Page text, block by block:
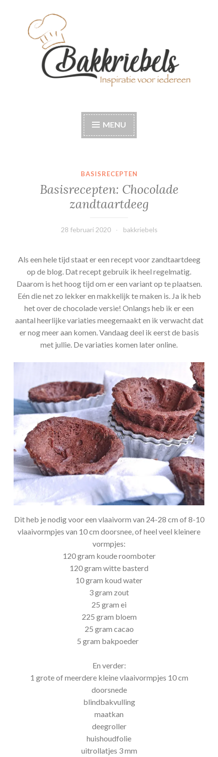
Bakkriebels
MENU
BASISRECEPTEN
Basisrecepten: Chocolade
zandtaartdeeg
28 februari 2020 bakkriebels
Als een hele tijd staat er een recept voor zandtaartdeeg
op de blog. Dat recept gebruik ik heel regelmatig.
Daarom is het hoog tijd om er een variant op te plaatsen.
Eén die net zo lekker en makkelijk te maken is. Ja ik heb
het over de chocolade versie! Onlangs heb ik er een
aantal heerlijke variaties meegemaakt en ik verwacht dat
er nog meer aan komen. Vandaag deel ik eerst de basis
met jullie. De variaties komen later online.
Dit heb je nodig voor een vlaaivorm van 24-28 cm of 8-10
vlaaivormpjes van 10 cm doorsnee, of heel veel kleinere
vormpjes:
120 gram koude roomboter
120 gram witte basterd
10 gram koud water
3 gram zout
25 gram ei
225 gram bloem
25 gram cacao
5 gram bakpoeder
En verder:
1 grote of meerdere kleine vlaaivormpjes 10 cm
doorsnede
blindbakvulling
maatkan
deegroller
huishoudfolie
uitrollatjes 3 mm